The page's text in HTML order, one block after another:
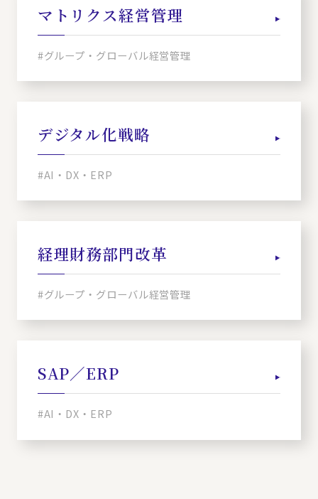
マトリクス経営管理
#グループ・グローバル経営管理
デジタル化戦略
#AI・DX・ERP
経理財務部門改革
#グループ・グローバル経営管理
SAP／ERP
#AI・DX・ERP